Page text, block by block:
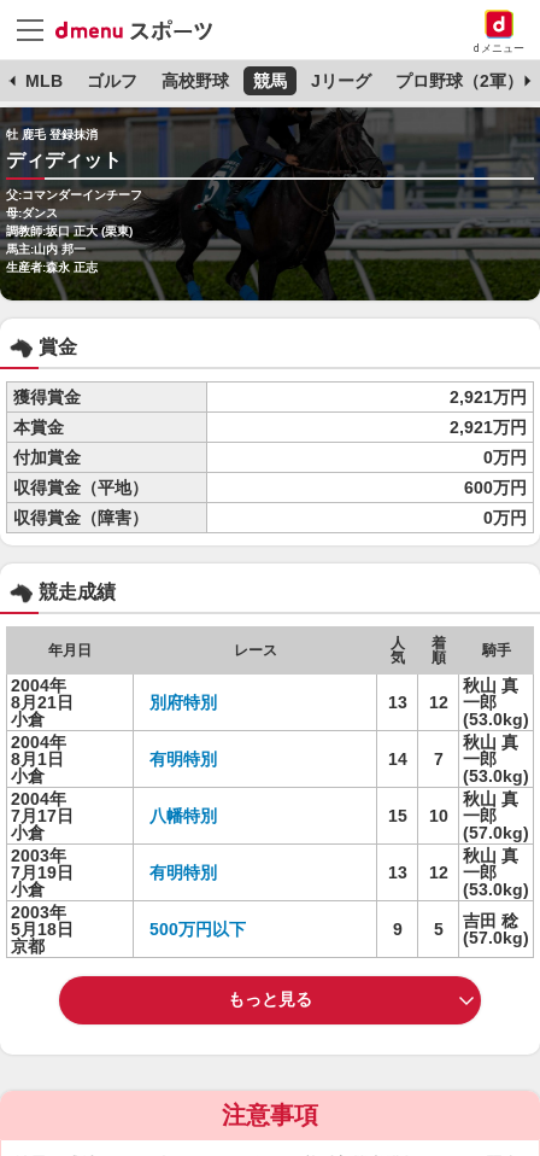
dメニュー
MLB ゴルフ 高校野球 競馬 Jリーグ プロ野球（2軍）
牡 鹿毛 登録抹消
ディディット
父:コマンダーインチーフ
母:ダンス
調教師:坂口 正大 (栗東)
馬主:山内 邦一
生産者:森永 正志
賞金
獲得賞金
2,921万円
本賞金
2,921万円
付加賞金
0万円
収得賞金（平地）
600万円
収得賞金（障害）
0万円
競走成績
年月日 レース
人
気
着
順
騎手
2004年
8月21日
小倉
別府特別 13 12
秋山 真
一郎
(53.0kg)
2004年
8月1日
小倉
有明特別 14 7
秋山 真
一郎
(53.0kg)
2004年
7月17日
小倉
八幡特別 15 10
秋山 真
一郎
(57.0kg)
2003年
7月19日
小倉
有明特別 13 12
秋山 真
一郎
(53.0kg)
2003年
5月18日
京都
500万円以下 9 5
吉田 稔
(57.0kg)
もっと見る
注意事項